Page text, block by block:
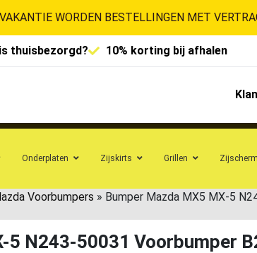
WORDEN BESTELLINGEN MET
thuisbezorgd? 10% korting bij afhalen
Onderplaten Zijskirts Grillen Zijscherm
Voorbumpers » Bumper Mazda MX5 MX-5
5 N243-50031 Voorbumper